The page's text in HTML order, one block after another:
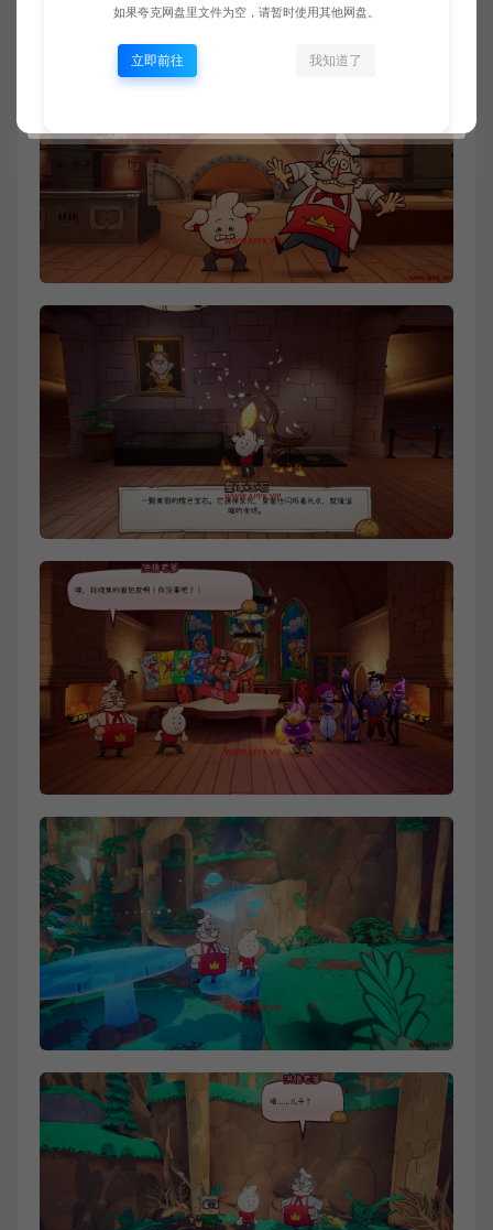
如果夸克网盘里文件为空，请暂时使用其他网盘。
立即前往 我知道了